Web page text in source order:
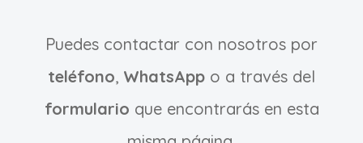
Puedes contactar con nosotros por
teléfono, WhatsApp o a través del
formulario que encontrarás en esta